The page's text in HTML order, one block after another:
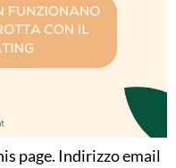
page. Indirizzo email